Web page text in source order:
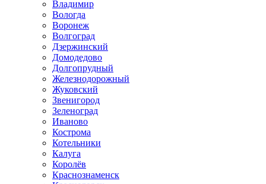
Владимир
Вологда
Воронеж
Волгоград
Дзержинский
Домодедово
Долгопрудный
Железнодорожный
Жуковский
Звенигород
Зеленоград
Иваново
Кострома
Котельники
Калуга
Королёв
Краснознаменск